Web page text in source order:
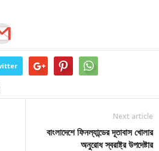
Next article
বাংলাদেশে ফিনল্যান্ডের দূতাবাস খোলার
অনুরোধ স্বরাষ্ট্র উপদেষ্টার